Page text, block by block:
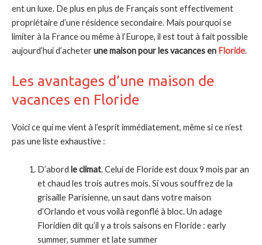
ent un luxe. De plus en plus de Français sont effectivement
propriétaire d’une résidence secondaire. Mais pourquoi se
limiter à la France ou même à l’Europe, il est tout à fait possible
aujourd’hui d’acheterune maison pour les vacances en Floride.
Les avantages d’une maison de
vacances en Floride
Voici ce qui me vient à l’esprit immédiatement, même si ce n’est
pas une liste exhaustive :
D’abord le climat. Celui de Floride est doux 9 mois par an
et chaud les trois autres mois. Si vous souffrez de la
grisaille Parisienne, un saut dans votre maison
d’Orlando et vous voilà regonflé à bloc. Un adage
Floridien dit qu’il y a trois saisons en Floride : early
summer, summer et late summer